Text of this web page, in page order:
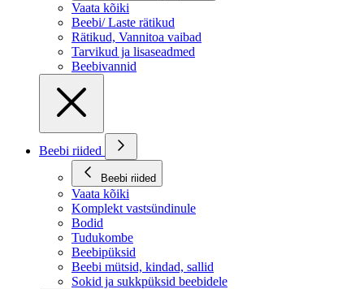
Vaata kõiki
Beebi/ Laste rätikud
Rätikud, Vannitoa vaibad
Tarvikud ja lisaseadmed
Beebivannid
Beebi riided
Beebi riided
Vaata kõiki
Komplekt vastsündinule
Bodid
Tudukombe
Beebipüksid
Beebi mütsid, kindad, sallid
Sokid ja sukkpüksid beebidele